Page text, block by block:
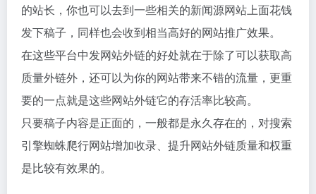
的站长，你也可以去到一些相关的新闻源网站上面花钱
发下稿子，同样也会收到相当高好的网站推广效果。
在这些平台中发网站外链的好处就在于除了可以获取高
质量外链外，还可以为你的网站带来不错的流量，更重
要的一点就是这些网站外链它的存活率比较高。
只要稿子内容是正面的，一般都是永久存在的，对搜索
引擎蜘蛛爬行网站增加收录、提升网站外链质量和权重
是比较有效果的。